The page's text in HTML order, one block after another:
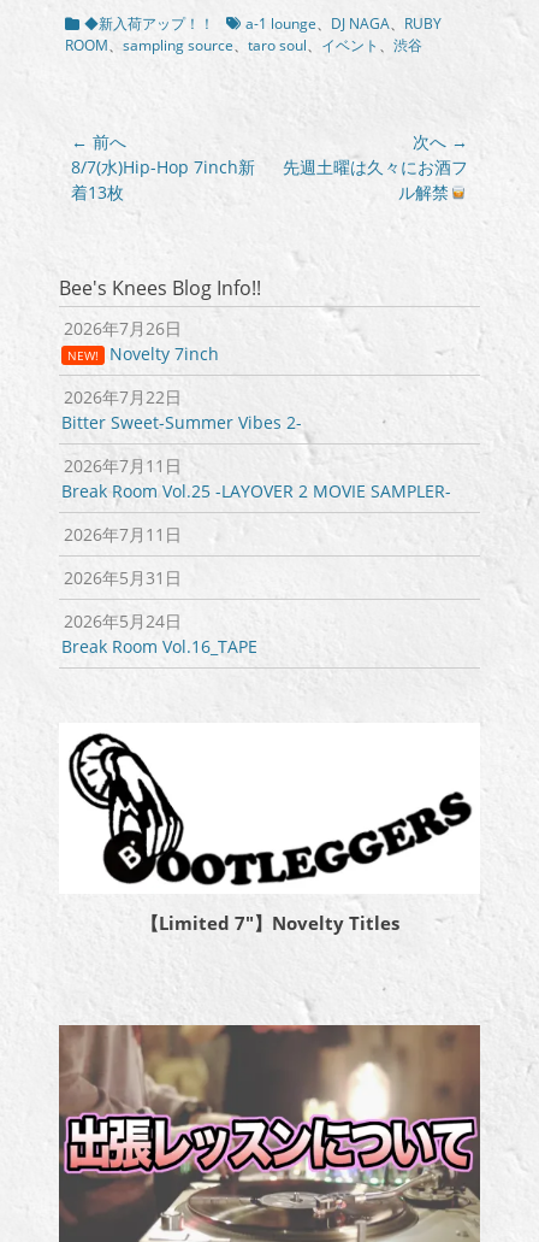
カ
テ
◆新入荷アップ！！
タ
グ
a-1 lounge、 DJ NAGA、 RUBY
ROOM、 sampling source、 taro soul、 イベント 、 渋谷
投
稿
ナ
ー
シ
ョ
ン
← 前へ
前
の
8/7(水)Hip-Hop 7inch新
着13枚
次へ →
次先週土曜は久々にお酒フ
ル解禁
Bee's Knees Blog Info!!
2026年7月26日
NEW!
Novelty 7inch
2026年7月22日
Bitter Sweet-Summer Vibes 2-
2026年7月11日
Break Room Vol.25 -LAYOVER 2 MOVIE SAMPLER-
2026年7月11日
2026年5月31日
2026年5月24日
Break Room Vol.16_TAPE
【Limited 7″】Novelty Titles